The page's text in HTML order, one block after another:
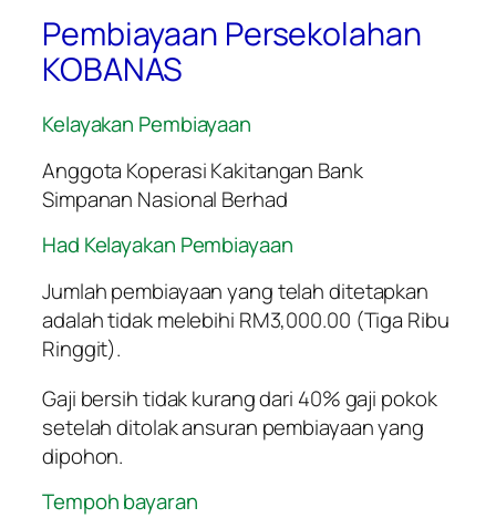
Pembiayaan Persekolahan
KOBANAS
Kelayakan Pembiayaan
Anggota Koperasi Kakitangan Bank
Simpanan Nasional Berhad
Had Kelayakan Pembiayaan
Jumlah pembiayaan yang telah ditetapkan
adalah tidak melebihi RM3,000.00 (Tiga Ribu
Ringgit).
Gaji bersih tidak kurang dari 40% gaji pokok
setelah ditolak ansuran pembiayaan yang
dipohon.
Tempoh bayaran